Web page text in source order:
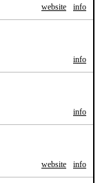
website
info
info
info
website
info